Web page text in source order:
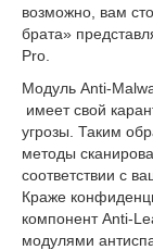
возможно, вам
брата»
Pro.
Модуль Anti-
имеет свой
угрозы. Таким
методы
соответствии с
Краже
компонент Anti-
модулями